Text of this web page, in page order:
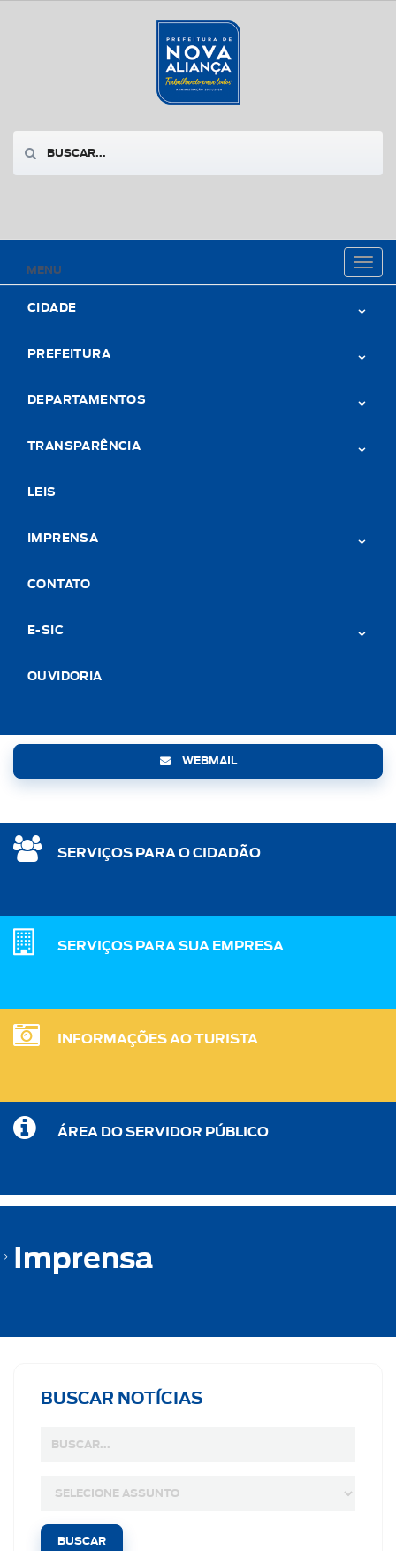
MENU
Toggle
CIDADE
PREFEITURA
DEPARTAMENTOS
TRANSPARÊNCIA
LEIS
IMPRENSA
CONTATO
E-SIC
OUVIDORIA
WEBMAIL
SERVIÇOS PARA O CIDADÃO
SERVIÇOS PARA SUA EMPRESA
INFORMAÇÕES AO TURISTA
ÁREA DO SERVIDOR PÚBLICO
Imprensa
BUSCAR NOTÍCIAS